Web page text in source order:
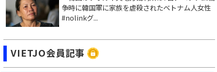
争時に韓国軍に家族を虐殺されたベトナム人女性
#nolinkグ...
VIETJO会員記事